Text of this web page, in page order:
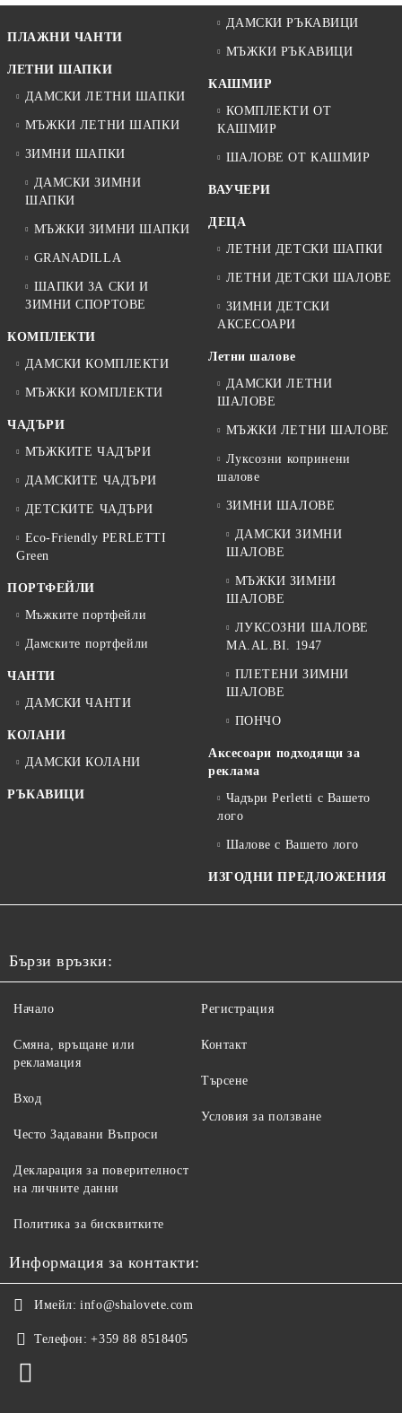
ПЛАЖНИ ЧАНТИ
ЛЕТНИ ШАПКИ
ДАМСКИ ЛЕТНИ ШАПКИ
МЪЖКИ ЛЕТНИ ШАПКИ
ЗИМНИ ШАПКИ
ДАМСКИ ЗИМНИ
ШАПКИ
МЪЖКИ ЗИМНИ ШАПКИ
GRANADILLA
ШАПКИ ЗА СКИ И
ЗИМНИ СПОРТОВЕ
КОМПЛЕКТИ
ДАМСКИ КОМПЛЕКТИ
МЪЖКИ КОМПЛЕКТИ
ЧАДЪРИ
МЪЖКИТЕ ЧАДЪРИ
ДАМСКИТЕ ЧАДЪРИ
ДЕТСКИТЕ ЧАДЪРИ
Eco-Friendly PERLETTI
Green
ПОРТФЕЙЛИ
Мъжките портфейли
Дамските портфейли
ЧАНТИ
ДАМСКИ ЧАНТИ
КОЛАНИ
ДАМСКИ КОЛАНИ
РЪКАВИЦИ
ДАМСКИ РЪКАВИЦИ
МЪЖКИ РЪКАВИЦИ
КАШМИР
КОМПЛЕКТИ ОТ
КАШМИР
ШАЛОВЕ ОТ КАШМИР
ВАУЧЕРИ
ДЕЦА
ЛЕТНИ ДЕТСКИ ШАПКИ
ЛЕТНИ ДЕТСКИ ШАЛОВЕ
ЗИМНИ ДЕТСКИ
АКСЕСОАРИ
Летни шалове
ДАМСКИ ЛЕТНИ
ШАЛОВЕ
МЪЖКИ ЛЕТНИ ШАЛОВЕ
Луксозни копринени
шалове
ЗИМНИ ШАЛОВЕ
ДАМСКИ ЗИМНИ
ШАЛОВЕ
МЪЖКИ ЗИМНИ
ШАЛОВЕ
ЛУКСОЗНИ ШАЛОВЕ
MA.AL.BI. 1947
ПЛЕТЕНИ ЗИМНИ
ШАЛОВЕ
ПОНЧО
Аксесоари подходящи за
реклама
Чадъри Perletti с Вашето
лого
Шалове с Вашето лого
ИЗГОДНИ ПРЕДЛОЖЕНИЯ
Бързи връзки:
Начало
Смяна, връщане или
рекламация
Вход
Често Задавани Въпроси
Регистрация
Контакт
Търсене
Условия за ползване
Декларация за поверителност
на личните данни
Политика за бисквитките
Информация за контакти:
Имейл: info@shalovete.com
Телефон: +359 88 8518405